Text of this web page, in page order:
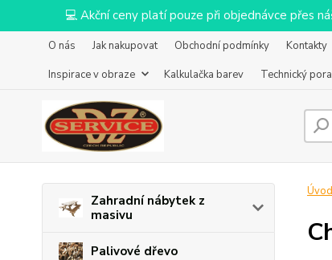
💻 Akční ceny platí pouze při objednávce přes
O nás Jak nakupovat Obchodní podmínky Kontakty
Inspirace v obraze
Kalkulačka barev Technický
Zahradní nábytek z
masivu
Palivové dřevo
Úvod